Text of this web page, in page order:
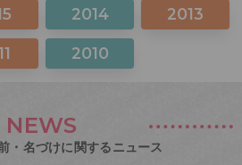
2014 2013
2010
NEWS
・名づけに関するニュース